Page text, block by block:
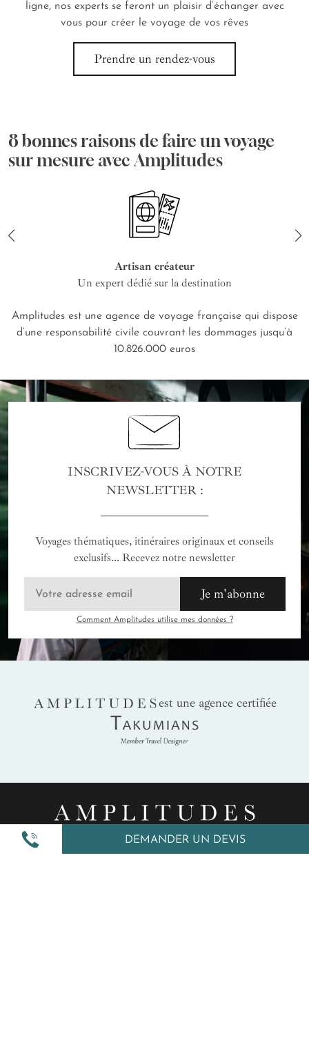
DEMANDER UN DEVIS
ligne, nos experts se feront un plaisir d’échanger avec
vous pour créer le voyage de vos rêves
Prendre un rendez-vous
8 bonnes raisons de faire un voyage
sur mesure avec Amplitudes
Artisan créateur
Un expert dédié sur la destination
Amplitudes est une agence de voyage française qui dispose
d’une responsabilité civile couvrant les dommages jusqu’à
10.826.000 euros
INSCRIVEZ-VOUS À NOTRE
NEWSLETTER :
Voyages thématiques, itinéraires originaux et conseils
exclusifs... Recevez notre newsletter
Je m'abonne
Comment Amplitudes utilise mes données ?
AMPLITUDES
est une agence certifiée
Takumians